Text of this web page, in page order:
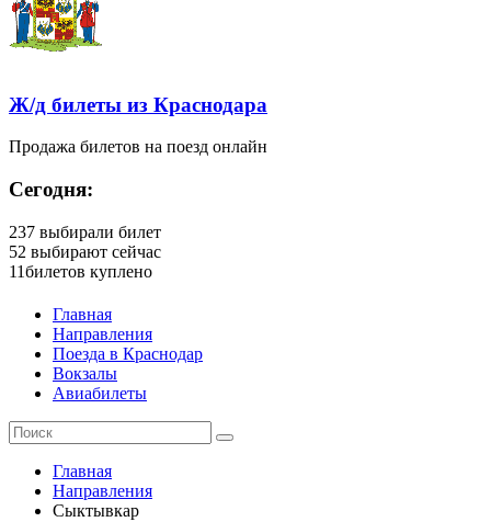
Ж/д билеты из Краснодара
Продажа билетов на поезд онлайн
Сегодня:
237 выбирали билет
52 выбирают сейчас
11билетов куплено
Главная
Направления
Поезда в Краснодар
Вокзалы
Авиабилеты
Главная
Направления
Сыктывкар